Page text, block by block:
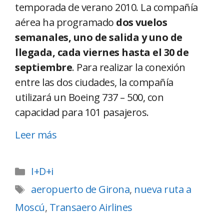
temporada de verano 2010. La compañía
aérea ha programado dos vuelos
semanales, uno de salida y uno de
llegada, cada viernes hasta el 30 de
septiembre. Para realizar la conexión
entre las dos ciudades, la compañía
utilizará un Boeing 737 – 500, con
capacidad para 101 pasajeros.
Leer más
I+D+i
aeropuerto de Girona, nueva ruta a
Moscú, Transaero Airlines